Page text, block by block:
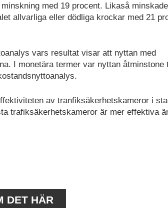
med 19 procent. Likaså
allvarliga eller dödliga krockar med 21
vars resultat visar att nyttan med
I monetära termer var nyttan åtminstone
av tranfiksäkerhetskameror i
trafiksäkerhetskameror är mer effektiva
DET HÄR